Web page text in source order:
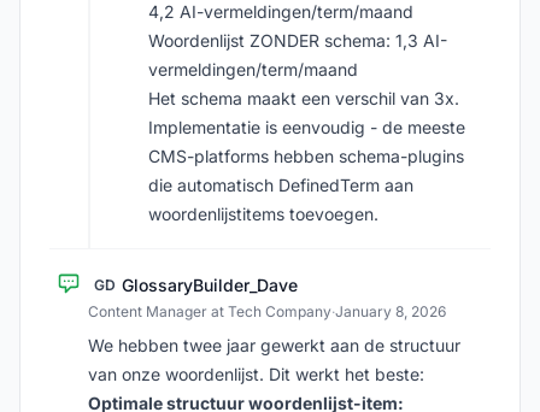
4,2 AI-vermeldingen/term/maand
Woordenlijst ZONDER schema: 1,3 AI-
vermeldingen/term/maand
Het schema maakt een verschil van 3x.
Implementatie is eenvoudig - de meeste
CMS-platforms hebben schema-plugins
die automatisch DefinedTerm aan
woordenlijstitems toevoegen.
GD GlossaryBuilder_Dave
Content Manager at Tech Company·January 8, 2026
We hebben twee jaar gewerkt aan de structuur
van onze woordenlijst. Dit werkt het beste:
Optimale structuur woordenlijst-item: